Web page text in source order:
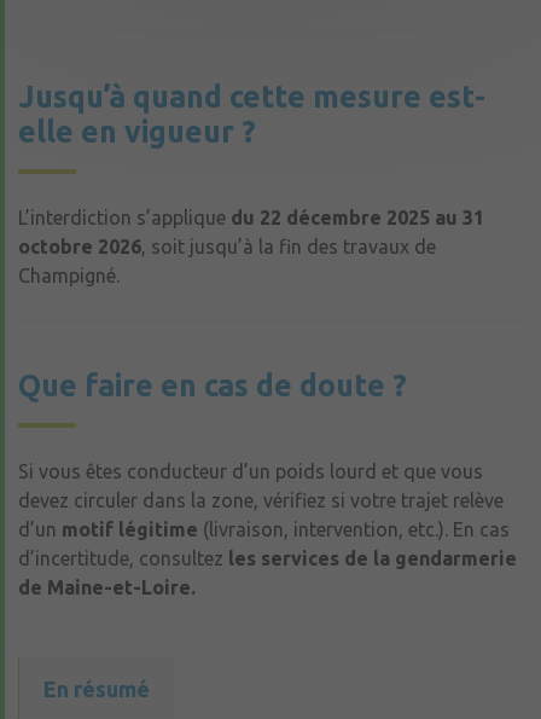
Jusqu’à quand cette mesure est-
elle en vigueur ?
L’interdiction s’applique du 22 décembre 2025 au 31
octobre 2026, soit jusqu’à la fin des travaux de
Champigné.
Que faire en cas de doute ?
Si vous êtes conducteur d’un poids lourd et que vous
devez circuler dans la zone, vérifiez si votre trajet relève
d’un motif légitime (livraison, intervention, etc.). En cas
d’incertitude, consultez les services de la gendarmerie
de Maine-et-Loire.
En résumé